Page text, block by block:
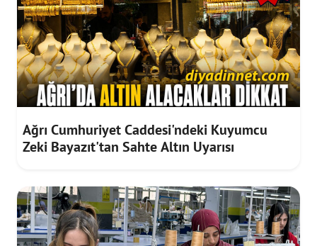
Ağrı Cumhuriyet Caddesi'ndeki Kuyumcu
Zeki Bayazıt'tan Sahte Altın Uyarısı